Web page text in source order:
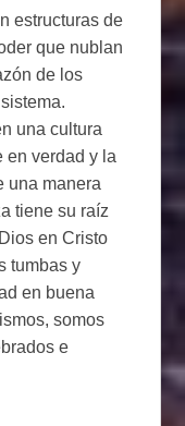
estructuras de
que nublan
de los
una cultura
en verdad y la
una manera
tiene su raíz
en Cristo
tumbas y
en buena
somos
e